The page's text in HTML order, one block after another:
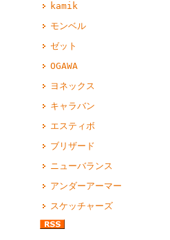
kamik
モンベル
ゼット
OGAWA
ヨネックス
キャラバン
エスティボ
ブリザード
ニューバランス
アンダーアーマー
スケッチャーズ